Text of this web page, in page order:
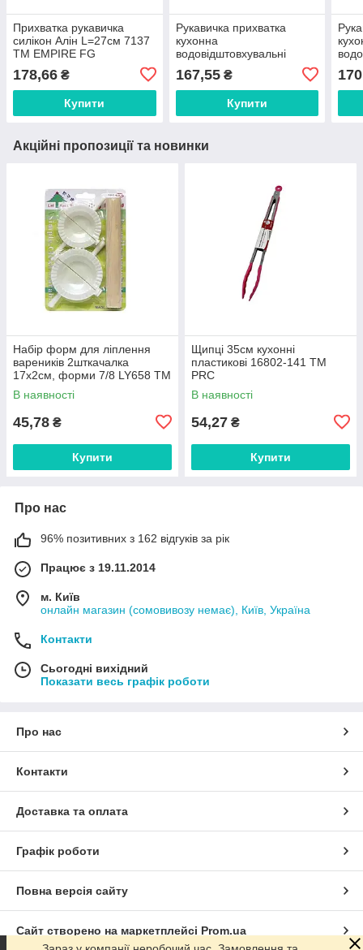
Прихватка рукавичка
силікон Алін L=27см 7137
ТМ EMPIRE FG
178,66 ₴
Купити
Рукавичка прихватка
кухонна
водовідштовхувальні
арт.вгсрпв ТМ ПЛАТКИ-
ОПТ FG FG
167,55₴
Купити
ОПТ
Акційні пропозиції та новинки
Набір форм для ліплення
вареників 2шткачалка
17x2см, форми 7/8 LY658 ТМ
PRC
В наявності
45,78 ₴
Купити
Щипці 35см кухонні
пластикові 16802-141 ТМ
PRC
В наявності
54,27 ₴
Купити
Про нас
96% позитивних з 162 відгуків за рік
Працює з 19.11.2014
м. Київ
онлайн магазин (сомовивозу немає), Київ, Україна
Контакти
Сьогодні вихідний
Показати весь графік роботи
Про нас
Контакти
Доставка та оплата
Графік роботи
Повна версія сайту
Сайт створено на маркетплейсі Prom.ua